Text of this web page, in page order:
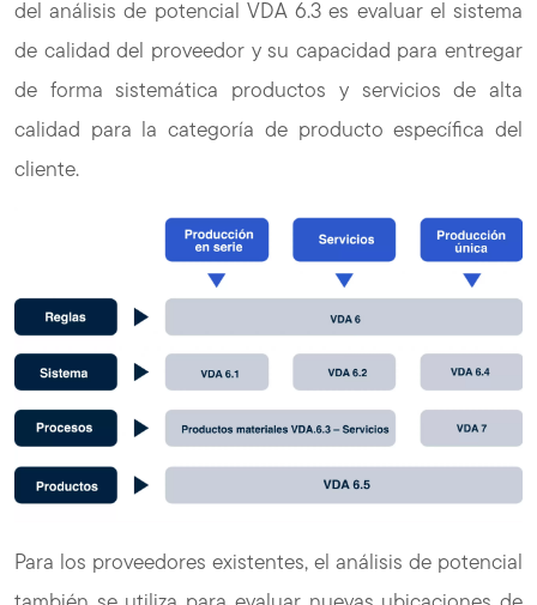
del análisis de potencial VDA 6.3 es evaluar el sistema
de calidad del proveedor y su capacidad para entregar
de forma sistemática productos y servicios de alta
calidad para la categoría de producto específica del
cliente.
Para los proveedores existentes, el análisis de potencial